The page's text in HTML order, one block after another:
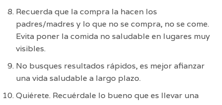
Recuerda que la compra la hacen los
padres/madres y lo que no se compra, no se come.
Evita poner la comida no saludable en lugares muy
visibles.
No busques resultados rápidos, es mejor afianzar
una vida saludable a largo plazo.
Quiérete. Recuérdale lo bueno que es llevar una